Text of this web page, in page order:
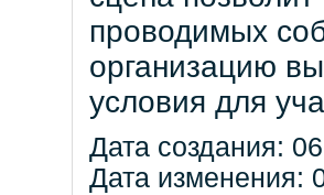
проводимых
организацию
условия для
Дата создания:
Дата изменения: